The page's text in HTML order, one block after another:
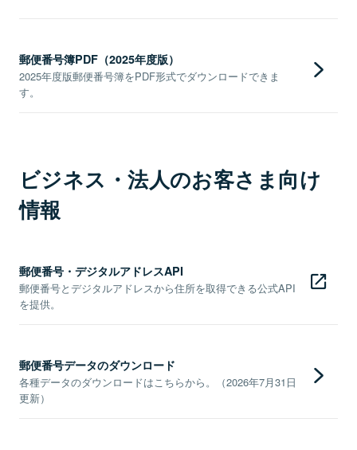
郵便番号簿PDF（2025年度版）
2025年度版郵便番号簿をPDF形式でダウンロードできま
す。
ビジネス・法人のお客さま向け
情報
郵便番号・デジタルアドレスAPI
郵便番号とデジタルアドレスから住所を取得できる公式API
を提供。
郵便番号データのダウンロード
各種データのダウンロードはこちらから。（2026年7月31日
更新）